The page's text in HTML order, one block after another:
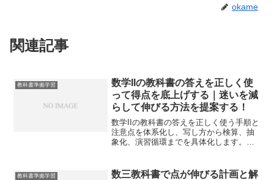
okame
関連記事
教科書準拠学習
数学IIの教科書の答えを正しく使
って得点を底上げする｜迷いを減
らして伸びる方法を提案する！
数学IIの教科書の答えを正しく使う手順と
注意点を体系化し、写し方から検算、抽
象化、演習循環までを具体化します。自
教科書準拠学習
数三教科書で点が伸びる計画と解